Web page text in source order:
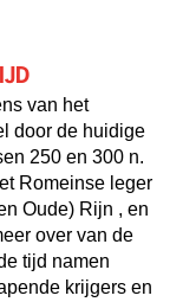
van het
door de huidige
250 en 300 n.
Romeinse leger
Oude) Rijn , en
over van de
tijd namen
krijgers en